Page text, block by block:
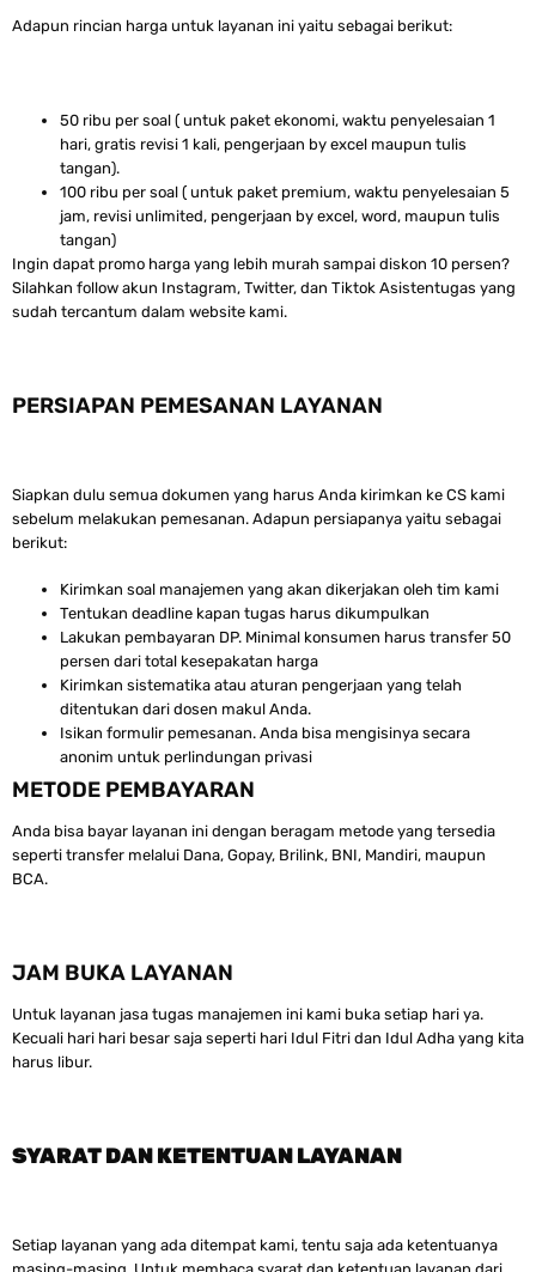
Adapun rincian harga untuk layanan ini yaitu sebagai berikut:
50 ribu per soal ( untuk paket ekonomi, waktu penyelesaian 1
hari, gratis revisi 1 kali, pengerjaan by excel maupun tulis
tangan).
100 ribu per soal ( untuk paket premium, waktu penyelesaian 5
jam, revisi unlimited, pengerjaan by excel, word, maupun tulis
tangan)
Ingin dapat promo harga yang lebih murah sampai diskon 10 persen?
Silahkan follow akun Instagram, Twitter, dan Tiktok Asistentugas yang
sudah tercantum dalam website kami.
PERSIAPAN PEMESANAN LAYANAN
Siapkan dulu semua dokumen yang harus Anda kirimkan ke CS kami
sebelum melakukan pemesanan. Adapun persiapanya yaitu sebagai
berikut:
Kirimkan soal manajemen yang akan dikerjakan oleh tim kami
Tentukan deadline kapan tugas harus dikumpulkan
Lakukan pembayaran DP. Minimal konsumen harus transfer 50
persen dari total kesepakatan harga
Kirimkan sistematika atau aturan pengerjaan yang telah
ditentukan dari dosen makul Anda.
Isikan formulir pemesanan. Anda bisa mengisinya secara
anonim untuk perlindungan privasi
METODE PEMBAYARAN
Anda bisa bayar layanan ini dengan beragam metode yang tersedia
seperti transfer melalui Dana, Gopay, Brilink, BNI, Mandiri, maupun
BCA.
JAM BUKA LAYANAN
Untuk layanan jasa tugas manajemen ini kami buka setiap hari ya.
Kecuali hari hari besar saja seperti hari Idul Fitri dan Idul Adha yang kita
harus libur.
SYARAT DAN KETENTUAN LAYANAN
Setiap layanan yang ada ditempat kami, tentu saja ada ketentuanya